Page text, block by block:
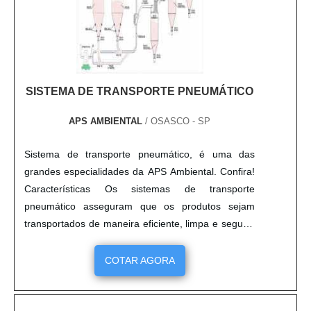
SISTEMA DE TRANSPORTE PNEUMÁTICO
APS AMBIENTAL / OSASCO - SP
Sistema de transporte pneumático, é uma das
grandes especialidades da APS Ambiental. Confira!
Características Os sistemas de transporte
pneumático asseguram que os produtos sejam
transportados de maneira eficiente, limpa e segura,
por serem linhas fechadas e estanques. A utilização
do equipamento proporciona uma série de
vantagens, tais como: - Aumento da produtividade
diminuindo as perdas de matéria prima; - Redução
COTAR AGORA